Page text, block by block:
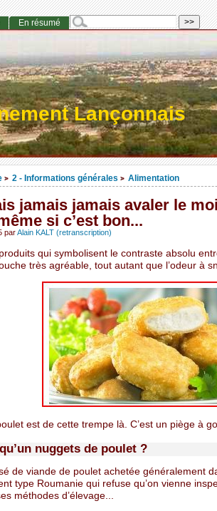
Lançonnais
> 2 - Informations générales > Alimentation
jamais jamais avaler le
si c’est bon...
parAlain KALT (retranscription)
produits qui symbolisent le contraste absolu
très agréable, tout autant que l’odeur à
est de cette trempe là. C’est un piège à
nuggets de poulet ?
de viande de poulet achetée généralement
type Roumanie qui refuse qu’on vienne
méthodes d’élevage...
En résumé